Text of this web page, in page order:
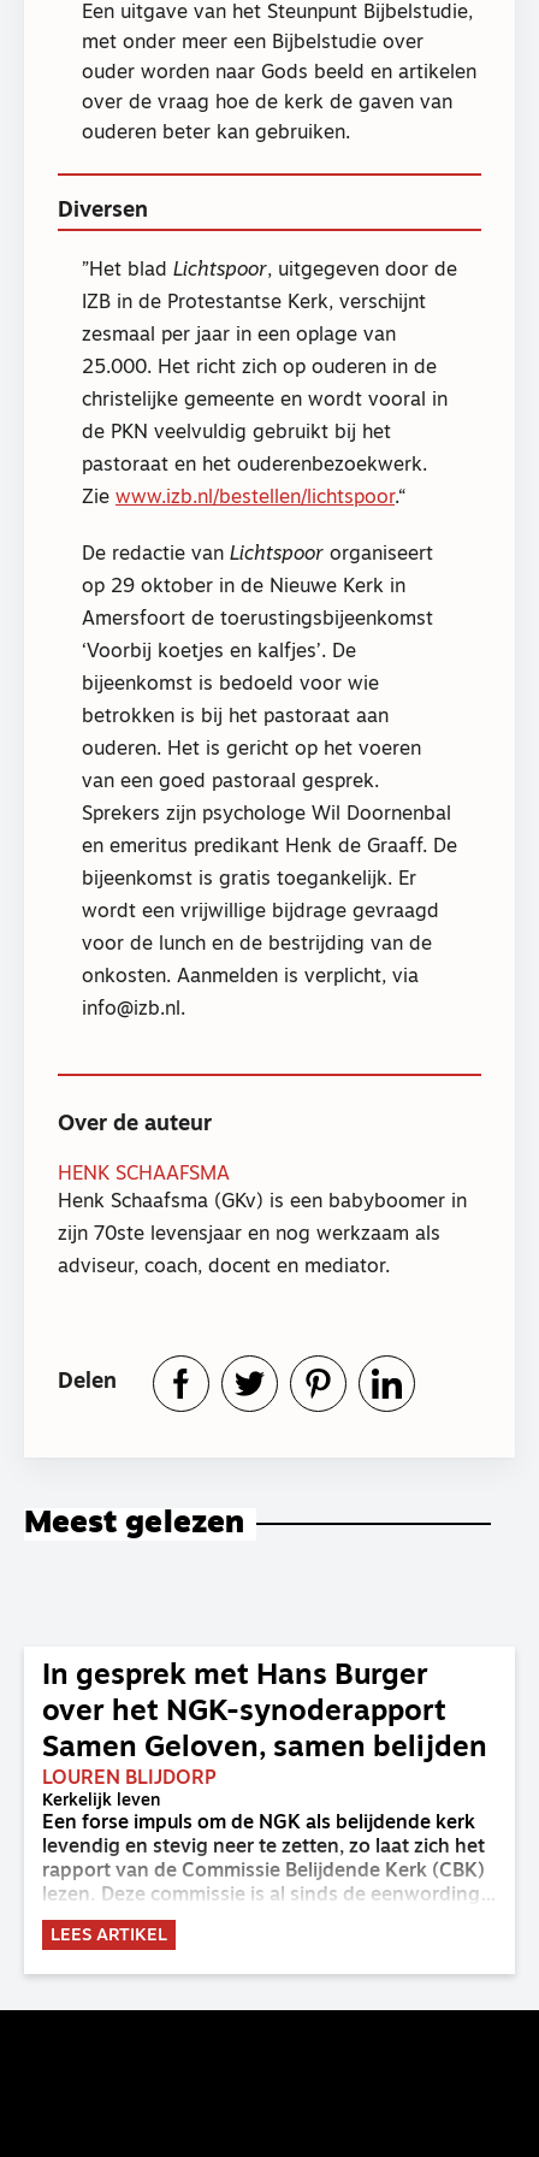
Een uitgave van het Steunpunt Bijbelstudie,
met onder meer een Bijbelstudie over
ouder worden naar Gods beeld en artikelen
over de vraag hoe de kerk de gaven van
ouderen beter kan gebruiken.
Diversen
Het blad Lichtspoor, uitgegeven door de
IZB in de Protestantse Kerk, verschijnt
zesmaal per jaar in een oplage van
25.000. Het richt zich op ouderen in de
christelijke gemeente en wordt vooral in
de PKN veelvuldig gebruikt bij het
pastoraat en het ouderenbezoekwerk.
Zie www.izb.nl/bestellen/lichtspoor.
De redactie van Lichtspoor organiseert
op 29 oktober in de Nieuwe Kerk in
Amersfoort de toerustingsbijeenkomst
‘Voorbij koetjes en kalfjes’. De
bijeenkomst is bedoeld voor wie
betrokken is bij het pastoraat aan
ouderen. Het is gericht op het voeren
van een goed pastoraal gesprek.
Sprekers zijn psychologe Wil Doornenbal
en emeritus predikant Henk de Graaff. De
bijeenkomst is gratis toegankelijk. Er
wordt een vrijwillige bijdrage gevraagd
voor de lunch en de bestrijding van de
onkosten. Aanmelden is verplicht, via
info@izb.nl.
Over de auteur
HENK SCHAAFSMA
Henk Schaafsma (GKv) is een babyboomer in
zijn 70ste levensjaar en nog werkzaam als
adviseur, coach, docent en mediator.
Delen
Meest gelezen
In gesprek met Hans Burger
over het NGK-synoderapport
Samen Geloven, samen belijden
LOUREN BLIJDORP
Kerkelijk leven
Een forse impuls om de NGK als belijdende kerk
levendig en stevig neer te zetten, zo laat zich het
rapport van de Commissie Belijdende Kerk (CBK)
lezen. Deze commissie is al sinds de eenwording
van de GKv en NGK actief en kreeg van de
synode van Deventer in 2023 de opdracht om
belijdenis en bij te dragen aan de verlevendiging
LEES ARTIKEL